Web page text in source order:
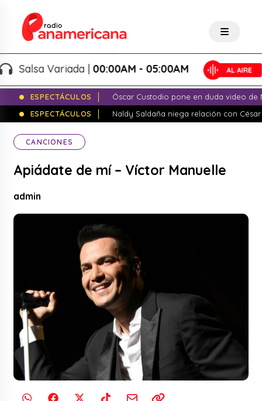
Salsa Variada |00:00AM - 05:00AM
ESPECTÁCULOS
Óscar Custodio pone en duda video de
ESPECTÁCULOS
Naldy Saldaña niega relación con
CANCIONES
Apiádate de mí – Víctor Manuelle
admin